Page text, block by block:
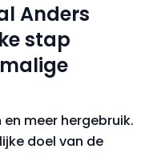
Anders
stap
meer hergebruik.
doel van de